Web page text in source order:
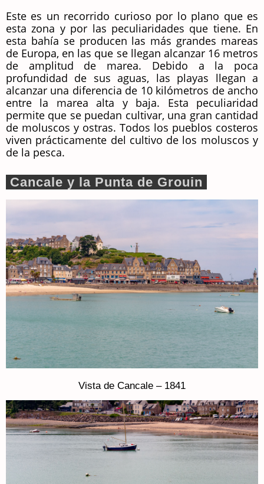
Este es un recorrido curioso por lo plano que es
esta zona y por las peculiaridades que tiene. En
esta bahía se producen las más grandes mareas
de Europa, en las que se llegan alcanzar 16 metros
de amplitud de marea. Debido a la poca
profundidad de sus aguas, las playas llegan a
alcanzar una diferencia de 10 kilómetros de ancho
entre la marea alta y baja. Esta peculiaridad
permite que se puedan cultivar, una gran cantidad
de moluscos y ostras. Todos los pueblos costeros
viven prácticamente del cultivo de los moluscos y
de la pesca.
Cancale y la Punta de Grouin
Vista de Cancale – 1841